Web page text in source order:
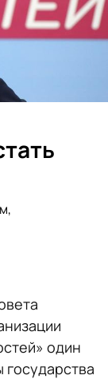
один
государства